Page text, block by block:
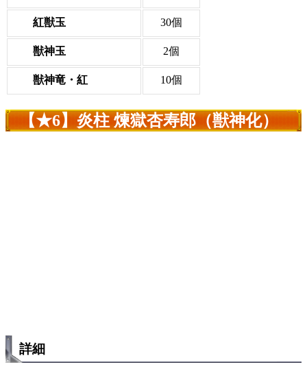
紅獣玉 30個
獣神玉 2個
獣神竜・紅 10個
【★6】炎柱 煉獄杏寿郎（獣神化）
詳細